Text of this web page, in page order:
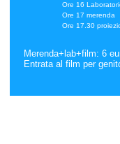
Ore 16
Ore 17 merenda
Ore 17.30
Merenda+lab+film: 6
Entrata al film per